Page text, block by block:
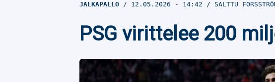
JALKAPALLO 12.05.2026 - 14:42 SALTTU
PSG virittelee 200